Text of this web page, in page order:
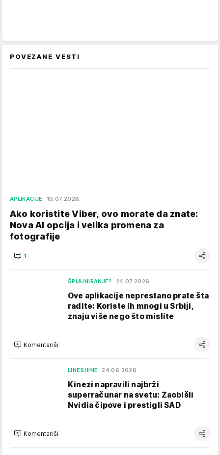
POVEZANE VESTI
APLIKACIJE 10.07.2026.
Ako koristite Viber, ovo morate da znate:
Nova AI opcija i velika promena za
fotografije
1
ŠPIJUNIRANJE? 24.07.2026.
Ove aplikacije neprestano prate šta
radite: Koriste ih mnogi u Srbiji,
znaju više nego što mislite
Komentariši
LINESHINE 24.06.2026.
Kinezi napravili najbrži
superračunar na svetu: Zaobišli
Nvidia čipove i prestigli SAD
Komentariši